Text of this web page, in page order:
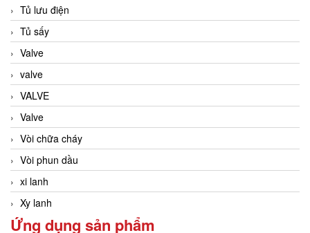
Tủ lưu điện
Tủ sấy
Valve
valve
VALVE
Valve
Vòi chữa cháy
Vòi phun dầu
xi lanh
Xy lanh
Ứng dụng sản phẩm